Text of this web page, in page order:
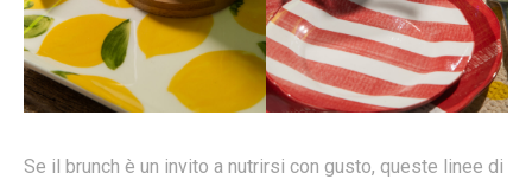
Se il brunch è un invito a nutrirsi con gusto, queste linee di